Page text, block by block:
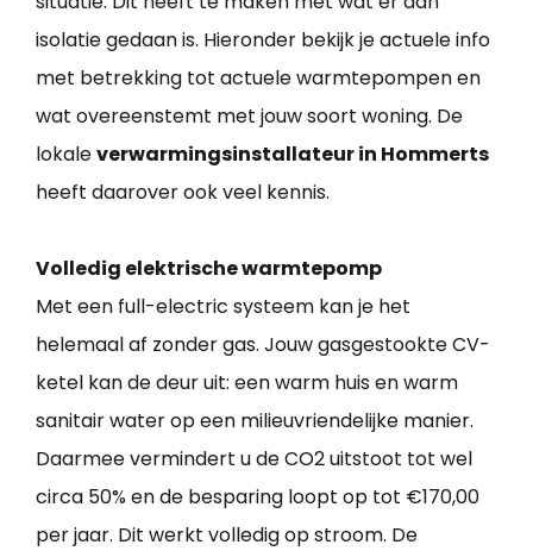
isolatie gedaan is. Hieronder bekijk je actuele info
met betrekking tot actuele warmtepompen en
wat overeenstemt met jouw soort woning. De
lokaleverwarmingsinstallateur in Hommerts
heeft daarover ook veel kennis.
Volledig elektrische warmtepomp
Met een full-electric systeem kan je het
helemaal af zonder gas. Jouw gasgestookte CV-
ketel kan de deur uit: een warm huis en warm
sanitair water op een milieuvriendelijke manier.
Daarmee vermindert u de CO2 uitstoot tot wel
circa 50% en de besparing loopt op tot €170,00
per jaar. Dit werkt volledig op stroom. De